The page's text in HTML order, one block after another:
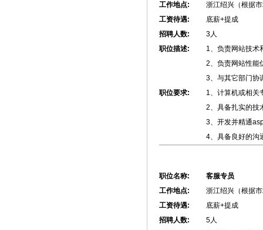
工作地点:
浙江绍兴（根据
工资待遇:
底薪+提成
招聘人数:
3人
职位描述:
1、负责网站技术
2、负责网站性能
3、与其它部门协
职位要求:
1、计算机或相关
2、具备扎实的技
3、开发并精通
4、具备良好的沟
职位名称:
客服专员
工作地点:
浙江绍兴（根据
工资待遇:
底薪+提成
招聘人数:
5人